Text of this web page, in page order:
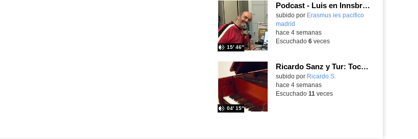
Podcast - Luis en Innsbruck
subido por Erasmus ies pacifico
madrid
15′ 46″
hace 4 semanas
Escuchado 6veces
Ricardo Sanz y Tur: Tocatina concertante al aire español
subido por Ricardo S.
04′ 15″
hace 4 semanas
Escuchado 11 veces